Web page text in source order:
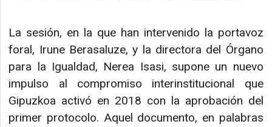
La sesión, en la que han intervenido la portavoz
foral, Irune Berasaluze, y la directora del Órgano
para la Igualdad, Nerea Isasi, supone un nuevo
impulso al compromiso interinstitucional que
Gipuzkoa activó en 2018 con la aprobación del
primer protocolo. Aquel documento, en palabras